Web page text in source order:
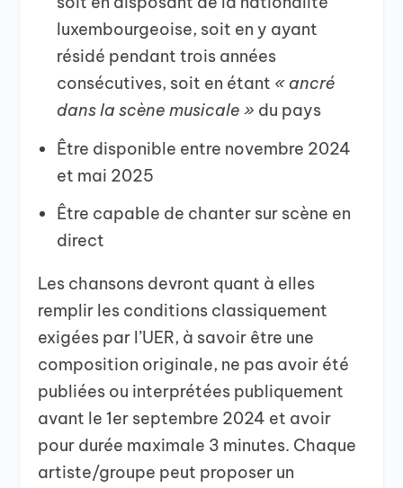
luxembourgeoise, soit en y ayant
résidé pendant trois années
consécutives, soit en étant « ancré
dans la scène musicale » du pays
Être disponible entre novembre 2024
et mai 2025
Être capable de chanter sur scène en
direct
Les chansons devront quant à elles
remplir les conditions classiquement
exigées par l’UER, à savoir être une
composition originale, ne pas avoir été
publiées ou interprétées publiquement
avant le 1er septembre 2024 et avoir
pour durée maximale 3 minutes. Chaque
artiste/groupe peut proposer un